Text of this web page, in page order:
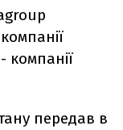
компанії
передав в